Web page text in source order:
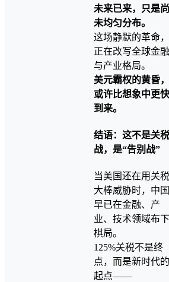
未来已来，只是尚
未均匀分布。
这场静默的革命，
正在改写全球金融
与产业格局。
美元霸权的黄昏，
或许比想象中更快
到来。
结语：这不是关税
战，是“告别战”
当美国还在用关税
大棒威胁时，中国
早已在金融、产
业、技术领域布下
棋局。
125%关税不是终
点，而是新时代的
起点——